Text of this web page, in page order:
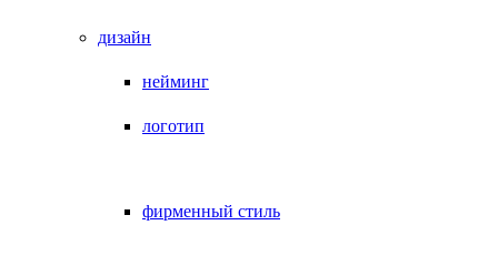
дизайн
нейминг
логотип
фирменный стиль